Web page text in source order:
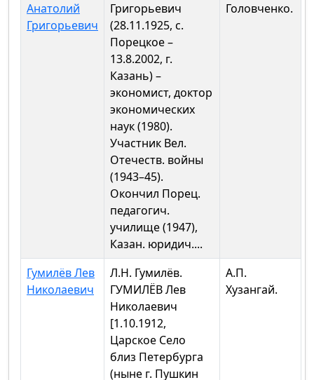
Анатолий
Григорьевич
Григорьевич
(28.11.1925, с.
Порецкое –
13.8.2002, г.
Казань) –
экономист, доктор
экономических
наук (1980).
Участник Вел.
Отечеств. войны
(1943–45).
Окончил Порец.
педагогич.
училище (1947),
Казан. юридич....
Головченко.
Гумилёв Лев
Николаевич
Л.Н. Гумилёв.
ГУМИЛЁВ Лев
Николаевич
[1.10.1912,
Царское Село
близ Петербурга
(ныне г. Пушкин
А.П.
Хузангай.